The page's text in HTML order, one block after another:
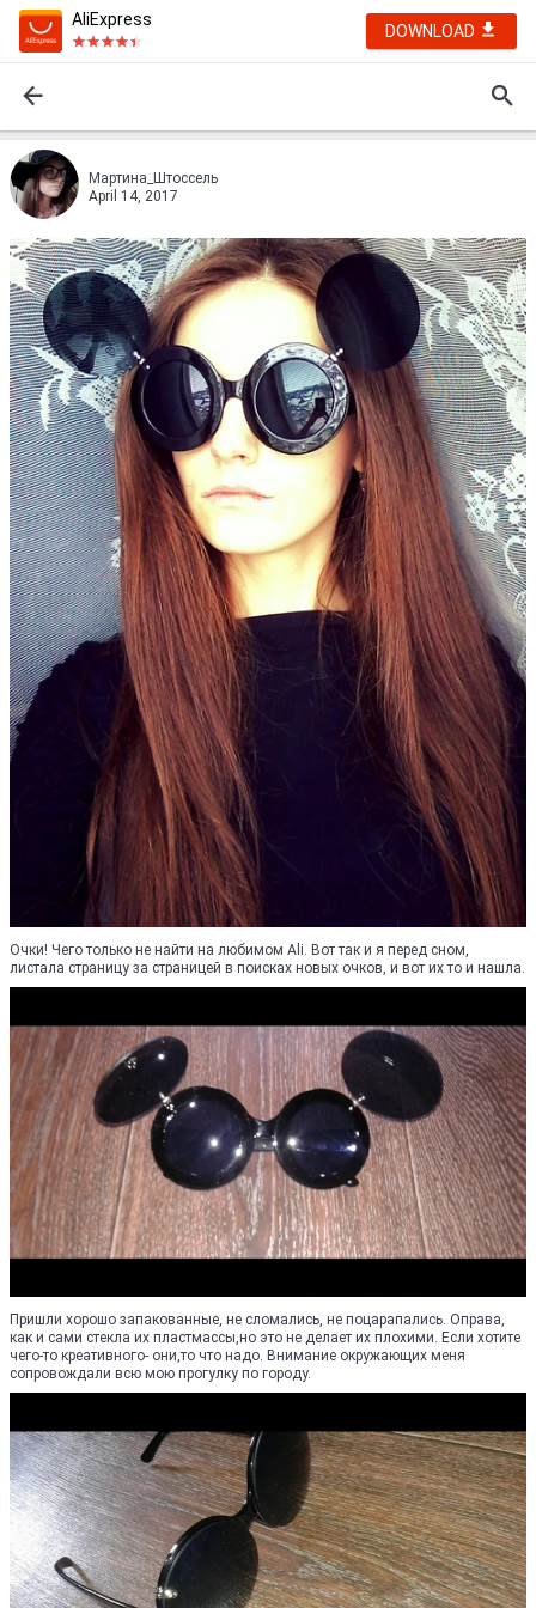
AliExpress
DOWNLOAD
Мартина_Штоссель
April 14, 2017
Очки! Чего только не найти на любимом Ali. Вот так и я перед сном,
листала страницу за страницей в поисках новых очков, и вот их то и нашла.
Пришли хорошо запакованные, не сломались, не поцарапались. Оправа,
как и сами стекла их пластмассы,но это не делает их плохими. Если хотите
чего-то креативного- они,то что надо. Внимание окружающих меня
сопровождали всю мою прогулку по городу.